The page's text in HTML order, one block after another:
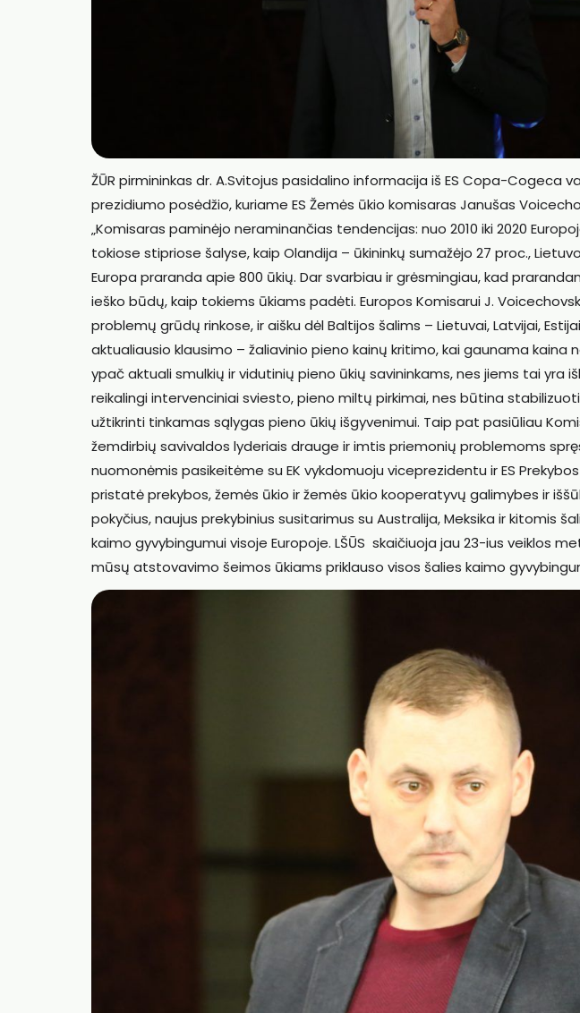
ŽŪR pirmininkas dr. A.Svitojus pasidalino informacija iš ES Copa-Cogeca
prezidiumo posėdžio, kuriame ES Žemės ūkio komisaras Janušas
„Komisaras paminėjo neraminančias tendencijas: nuo 2010 iki 2020
tokiose stipriose šalyse, kaip Olandija – ūkininkų sumažėjo 27 proc.,
Europa praranda apie 800 ūkių. Dar svarbiau ir grėsmingiau, kad
ieško būdų, kaip tokiems ūkiams padėti. Europos Komisarui J.
problemų grūdų rinkose, ir aišku dėl Baltijos šalims – Lietuvai, Latvijai,
aktualiausio klausimo – žaliavinio pieno kainų kritimo, kai gaunama kaina
ypač aktuali smulkių ir vidutinių pieno ūkių savininkams, nes jiems tai yra
reikalingi intervenciniai sviesto, pieno miltų pirkimai, nes būtina
užtikrinti tinkamas sąlygas pieno ūkių išgyvenimui. Taip pat pasiūliau
žemdirbių savivaldos lyderiais drauge ir imtis priemonių problemoms
nuomonėmis pasikeitėme su EK vykdomuoju viceprezidentu ir ES
pristatė prekybos, žemės ūkio ir žemės ūkio kooperatyvų galimybes ir
pokyčius, naujus prekybinius susitarimus su Australija, Meksika ir kitomis
kaimo gyvybingumui visoje Europoje. LŠŪS skaičiuoja jau 23-ius veiklos
mūsų atstovavimo šeimos ūkiams priklauso visos šalies kaimo